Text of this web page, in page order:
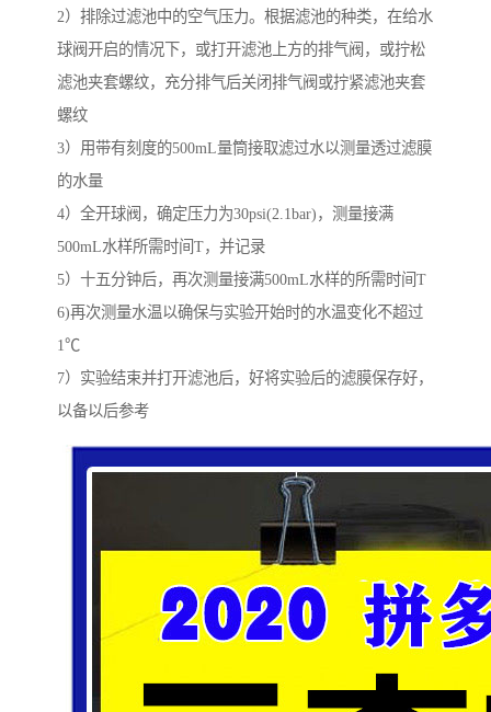
2）排除过滤池中的空气压力。根据滤池的种类，在给水
球阀开启的情况下，或打开滤池上方的排气阀，或拧松
滤池夹套螺纹，充分排气后关闭排气阀或拧紧滤池夹套
螺纹
3）用带有刻度的500mL量筒接取滤过水以测量透过滤膜
的水量
4）全开球阀，确定压力为30psi(2.1bar)，测量接满
500mL水样所需时间T，并记录
5）十五分钟后，再次测量接满500mL水样的所需时间T
6)再次测量水温以确保与实验开始时的水温变化不超过
1℃
7）实验结束并打开滤池后，好将实验后的滤膜保存好，
以备以后参考